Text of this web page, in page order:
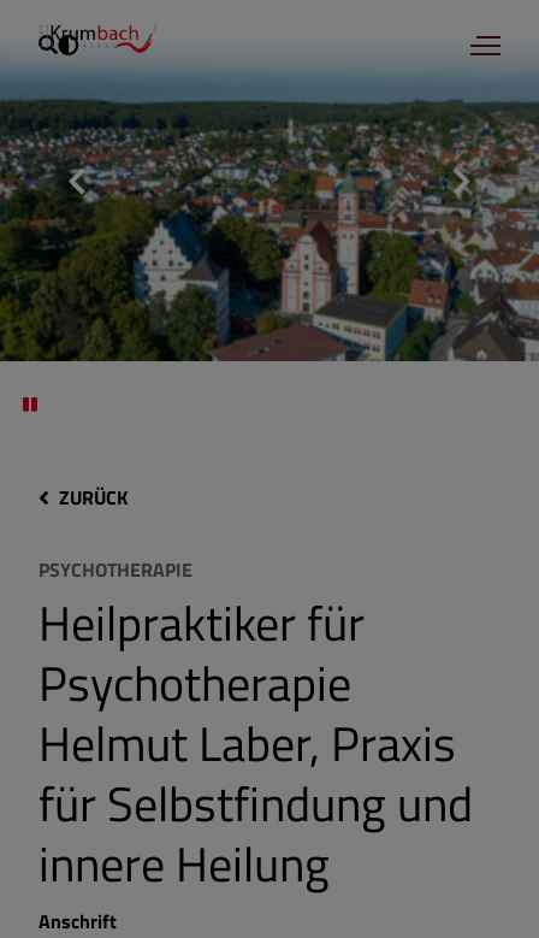
ZURÜCK
PSYCHOTHERAPIE
Heilpraktiker für
Psychotherapie
Helmut Laber, Praxis
für Selbstfindung und
innere Heilung
Anschrift